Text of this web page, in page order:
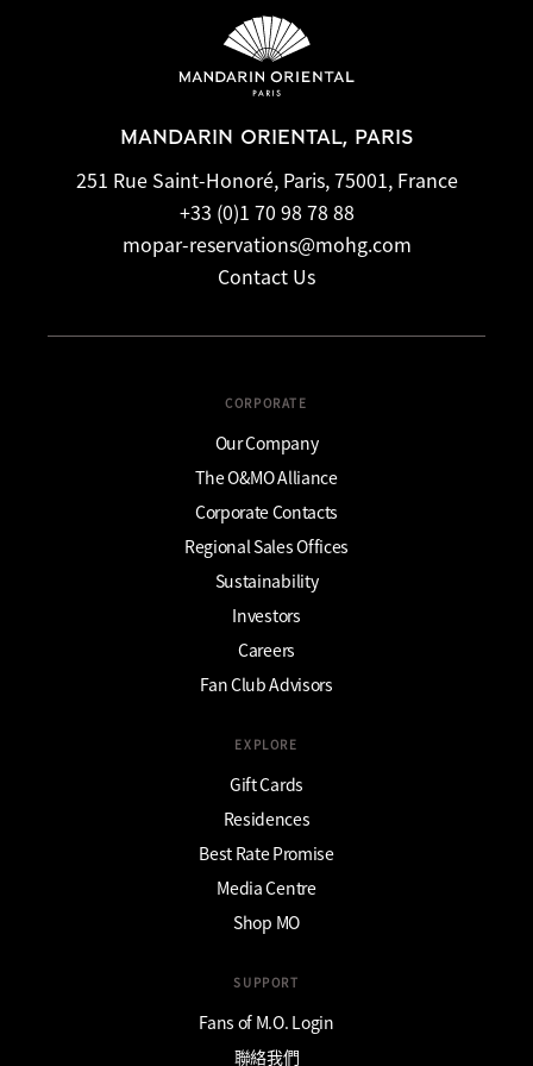
MANDARIN ORIENTAL, PARIS
251 Rue Saint-Honoré, Paris, 75001, France
+33 (0)1 70 98 78 88
mopar-reservations@mohg.com
Contact Us
CORPORATE
Our Company
The O&MO Alliance
Corporate Contacts
Regional Sales Offices
Sustainability
Investors
Careers
Fan Club Advisors
EXPLORE
Gift Cards
Residences
Best Rate Promise
Media Centre
Shop MO
SUPPORT
Fans of M.O. Login
聯絡我們